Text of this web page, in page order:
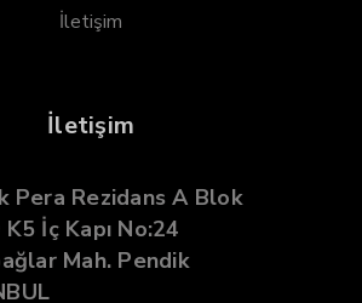
İletişim
İletişim
Pera Rezidans A Blok
İç Kapı No:24
Mah. Pendik